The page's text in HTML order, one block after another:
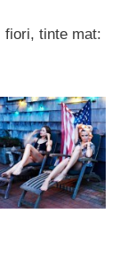
tinte mat: